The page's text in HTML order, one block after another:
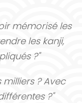
mémorisé les
les kanji,
?"
milliers ? Avec
?"